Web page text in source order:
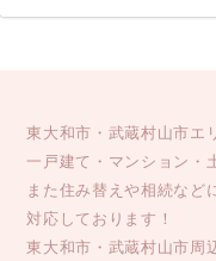
東大和市・武蔵村山市エ
一戸建て・マンション・
また住み替えや相続など
対応しております！
東大和市・武蔵村山市周